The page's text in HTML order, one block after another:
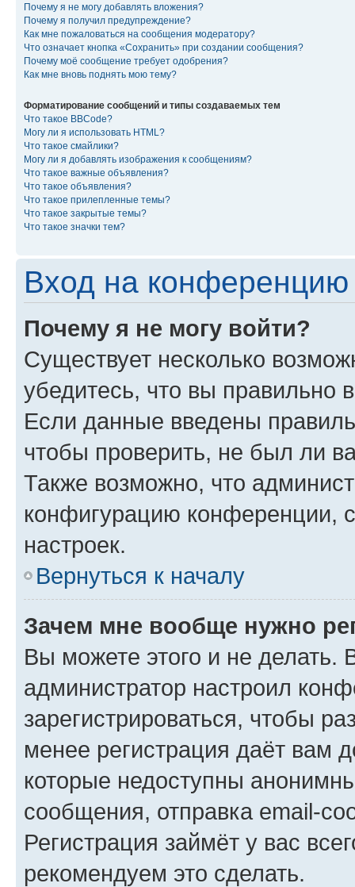
Почему я не могу добавлять вложения?
Почему я получил предупреждение?
Как мне пожаловаться на сообщения модератору?
Что означает кнопка «Сохранить» при создании сообщения?
Почему моё сообщение требует одобрения?
Как мне вновь поднять мою тему?
Форматирование сообщений и типы создаваемых тем
Что такое BBCode?
Могу ли я использовать HTML?
Что такое смайлики?
Могу ли я добавлять изображения к сообщениям?
Что такое важные объявления?
Что такое объявления?
Что такое прилепленные темы?
Что такое закрытые темы?
Что такое значки тем?
Вход на конференцию
Почему я не могу войти?
Существует несколько
убедитесь, что вы правильно
Если данные введены
чтобы проверить, не был ли
Также возможно, что
конфигурацию конференции,
настроек.
Вернуться к началу
Зачем мне вообще нужно
Вы можете этого и не делать.
администратор настроил
зарегистрироваться, чтобы
менее регистрация даёт вам
которые недоступны
сообщения, отправка email-
Регистрация займёт у вас
рекомендуем это сделать.